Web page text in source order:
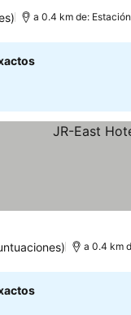
a 0.4 km de:
a 0.4 km